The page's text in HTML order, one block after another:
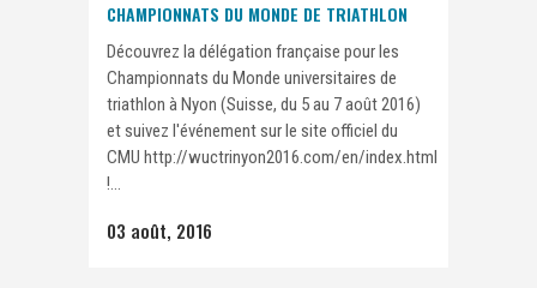
CHAMPIONNATS DU MONDE DE TRIATHLON
Découvrez la délégation française pour les
Championnats du Monde universitaires de
triathlon à Nyon (Suisse, du 5 au 7 août 2016)
et suivez l'événement sur le site officiel du
CMU http://wuctrinyon2016.com/en/index.html
!...
03 août, 2016